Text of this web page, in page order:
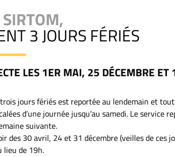
3 JOURS FÉRIÉS
LES 1ER MAI, 25 DÉCEMBRE ET
jours fériés est reportée au lendemain et
d’une journée jusqu’au samedi. Le service
suivante.
des 30 avril, 24 et 31 décembre (veilles de ces
lieu de 19h.